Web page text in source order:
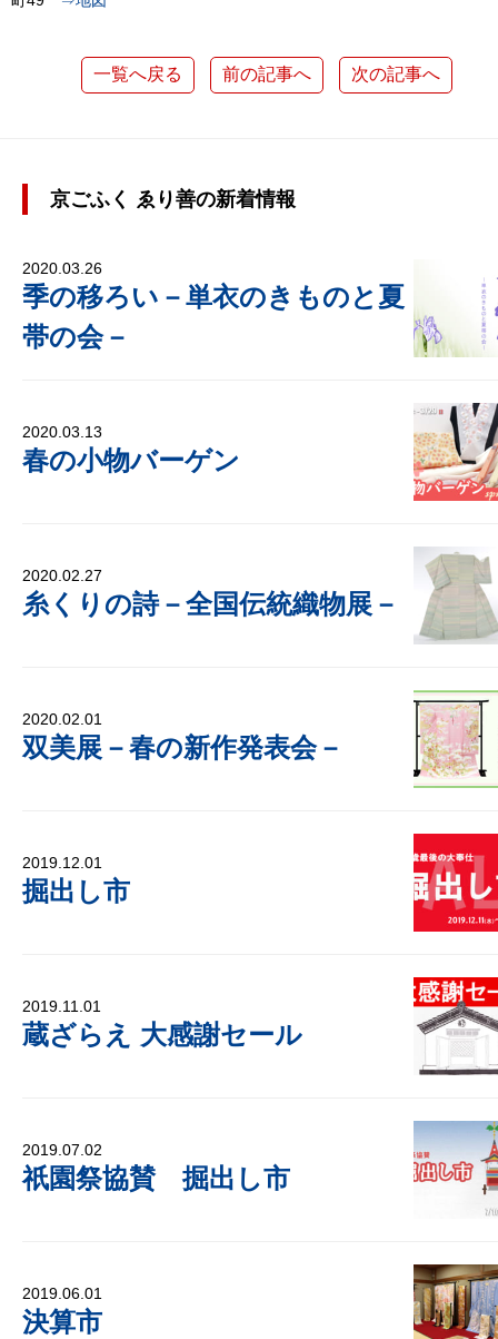
一覧へ戻る 前の記事へ 次の記事へ
京ごふく ゑり善の新着情報
2020.03.26
季の移ろい－単衣のきものと夏
帯の会－
2020.03.13
春の小物バーゲン
2020.02.27
糸くりの詩－全国伝統織物展－
2020.02.01
双美展－春の新作発表会－
2019.12.01
掘出し市
2019.11.01
蔵ざらえ 大感謝セール
2019.07.02
祇園祭協賛 掘出し市
2019.06.01
決算市